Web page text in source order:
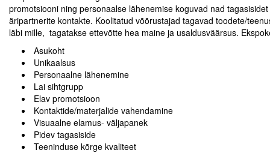
Kalender
Tegevused
Publikatsioonid
Arvamus
Viidad
promotsiooni ning personaalse lähenemise koguvad nad
äripartnerite kontakte. Koolitatud võõrustajad tagavad toodete/
läbi mille, tagatakse ettevõtte hea maine ja usaldusväärsus.
Asukoht
Unikaalsus
Personaalne lähenemine
Lai sihtgrupp
Elav promotsioon
Kontaktide/materjalide vahendamine
Visuaalne elamus- väljapanek
Pidev tagasiside
Teeninduse kõrge kvaliteet